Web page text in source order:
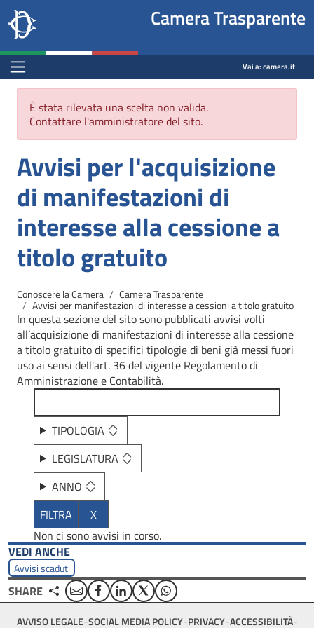
Salta al contenuto principale
Salta al menu di navigazione
Site
header
block
Camera dei deputati
Camera Trasparente
Menu Bar block
Vai a:camera.it
Messaggio di errore
È stata rilevata una scelta non valida.
Contattare l'amministratore del sito.
Avvisi per l'acquisizione
di manifestazioni di
interesse alla cessione a
titolo gratuito
Briciole di pane
Conoscere la Camera Camera Trasparente
Avvisi per manifestazioni di interesse a cessioni a titolo gratuito
In questa sezione del sito sono pubblicati avvisi volti
all’acquisizione di manifestazioni di interesse alla cessione
a titolo gratuito di specifici tipologie di beni già messi fuori
uso ai sensi dell'art. 36 del vigente Regolamento di
Amministrazione e Contabilità.
TIPOLOGIA
LEGISLATURA
ANNO
Non ci sono avvisi in corso.
VEDI ANCHE
Avvisi scaduti
SHARE EmailFacebookLinkedinTwitterWhatsApp
Footer
AVVISO LEGALE SOCIAL MEDIA POLICY PRIVACY ACCESSIBILITÀ
Fine pagina
Salta al contenuto principale
Salta al menu di navigazione
Vai a inizio pagina